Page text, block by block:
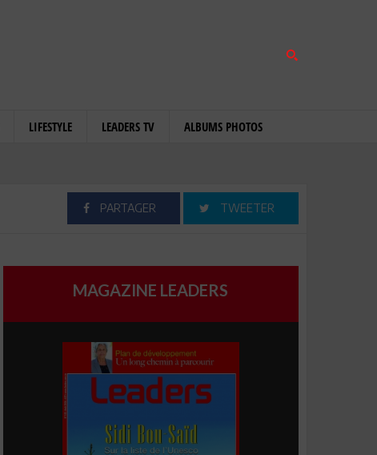
LIFESTYLE LEADERS TV ALBUMS PHOTOS
PARTAGER TWEETER
MAGAZINE LEADERS